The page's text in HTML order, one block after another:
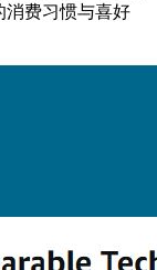
消费习惯与喜好